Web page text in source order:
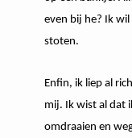
even bij he? Ik
stoten.
Enfin, ik liep al
mij. Ik wist al dat
omdraaien en